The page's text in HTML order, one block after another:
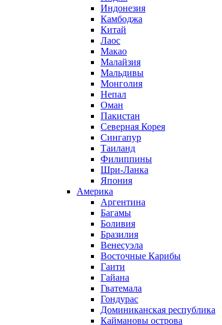
Индонезия
Камбоджа
Китай
Лаос
Макао
Малайзия
Мальдивы
Монголия
Непал
Оман
Пакистан
Северная Корея
Сингапур
Таиланд
Филиппины
Шри-Ланка
Япония
Америка
Аргентина
Багамы
Боливия
Бразилия
Венесуэла
Восточные Карибы
Гаити
Гайана
Гватемала
Гондурас
Доминиканская республика
Каймановы острова